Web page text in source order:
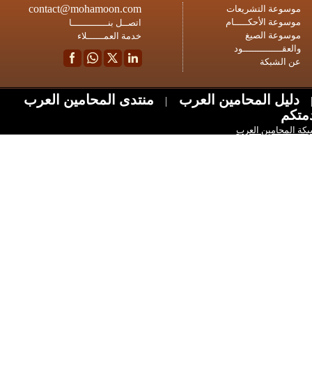
التشريعات
الأحكـــــام
الصيغ
contact@mohamoon.com
اتصــل بنـــــــــــــا
خدمة العمــــــلاء
المحامين العرب |
منتدى المحامين العرب
العرب